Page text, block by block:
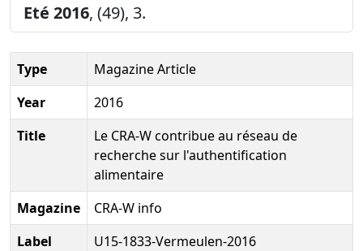
Eté 2016, (49), 3.
Type
Magazine Article
Year
2016
Title
Le CRA-W contribue au réseau de
recherche sur l'authentification
alimentaire
Magazine
CRA-W info
Label
U15-1833-Vermeulen-2016